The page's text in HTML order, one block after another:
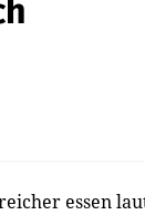
essen